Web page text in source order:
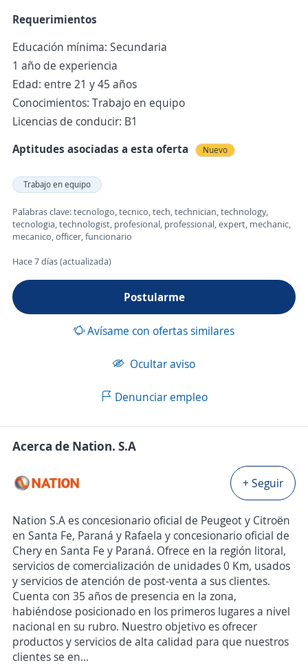
Requerimientos
Educación mínima: Secundaria
1 año de experiencia
Edad: entre 21 y 45 años
Conocimientos: Trabajo en equipo
Licencias de conducir: B1
Aptitudes asociadas a esta oferta
Nuevo
Trabajo en equipo
Palabras clave: tecnologo, tecnico, tech, technician, technology,
tecnologia, technologist, profesional, professional, expert, mechanic,
mecanico, officer, funcionario
Hace 7 días (actualizada)
Postularme
Avísame con ofertas similares
Ocultar aviso
Denunciar empleo
Acerca de Nation. S.A
+ Seguir
Nation S.A es concesionario oficial de Peugeot y Citroën
en Santa Fe, Paraná y Rafaela y concesionario oficial de
Chery en Santa Fe y Paraná. Ofrece en la región litoral,
servicios de comercialización de unidades 0 Km, usados
y servicios de atención de post-venta a sus clientes.
Cuenta con 35 años de presencia en la zona,
habiéndose posicionado en los primeros lugares a nivel
nacional en su rubro. Nuestro objetivo es ofrecer
productos y servicios de alta calidad para que nuestros
clientes se en...